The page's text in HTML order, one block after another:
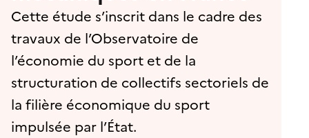
Cette étude s’inscrit dans le cadre des
travaux de l’Observatoire de
l’économie du sport et de la
structuration de collectifs sectoriels de
la filière économique du sport
impulsée par l’État.